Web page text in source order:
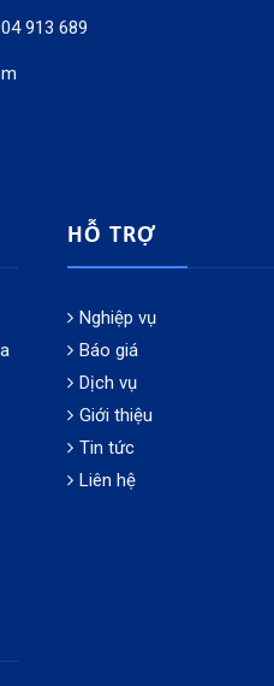
913 689
HỖ TRỢ
Nghiệp vụ
Báo giá
Dịch vụ
Giới thiệu
Tin tức
Liên hệ